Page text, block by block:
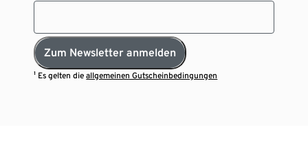
Zum Newsletter anmelden
¹ Es gelten dieallgemeinen Gutscheinbedingungen